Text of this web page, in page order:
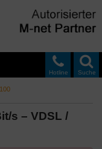
Suche
Hotline
s – VDSL /